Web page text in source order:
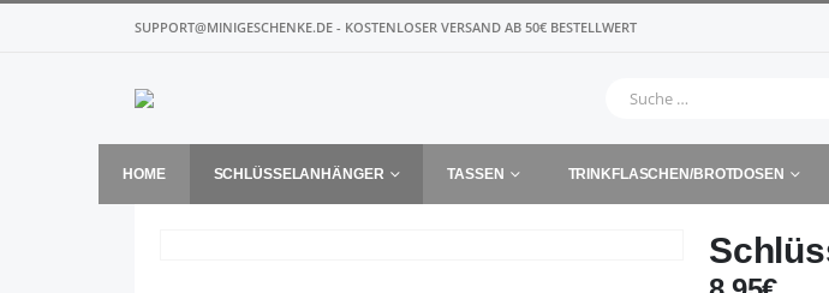
SUPPORT@MINIGESCHENKE.DE - KOSTENLOSER VERSAND AB 50€ BESTELLWERT
HOME SCHLÜSSELANHÄNGER TASSEN TRINKFLASCHEN/BROTDOSEN